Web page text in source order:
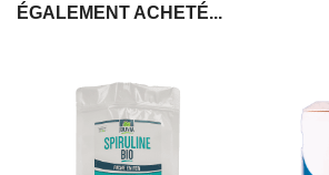
ÉGALEMENT ACHETÉ...